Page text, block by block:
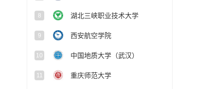
8 湖北三峡职业技术大学
9 西安航空学院
10 中国地质大学（武汉）
11 重庆师范大学